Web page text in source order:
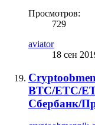
Просмотров:
729
aviator
18 сен
BTC/ETC/
Сбербанк/